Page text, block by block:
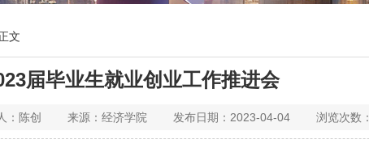
文
届毕业生就业创业工作推进会
陈创 来源：经济学院 发布日期：2023-04-04 浏览次数：